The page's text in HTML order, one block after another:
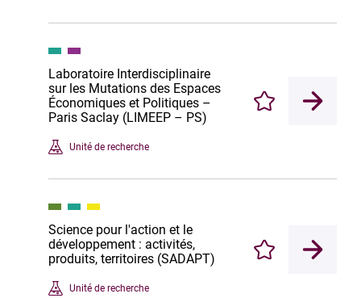
Laboratoire Interdisciplinaire
sur les Mutations des Espaces
Économiques et Politiques –
Paris Saclay (LIMEEP – PS)
Unité de recherche
Enregistrer
Science pour l'action et le
développement : activités,
produits, territoires (SADAPT)
Unité de recherche
Enregistrer